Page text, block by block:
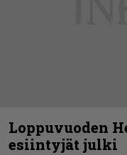
Loppuvuoden
esiintyjät julki